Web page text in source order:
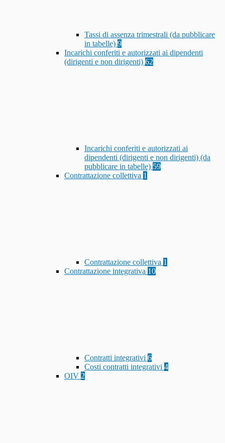
Tassi di assenza trimestrali (da pubblicare
in tabelle) 9
Incarichi conferiti e autorizzati ai dipendenti
(dirigenti e non dirigenti) 62
Incarichi conferiti e autorizzati ai
dipendenti (dirigenti e non dirigenti) (da
pubblicare in tabelle) 59
Contrattazione collettiva 1
Contrattazione collettiva 1
Contrattazione integrativa 10
Contratti integrativi 6
Costi contratti integrativi 4
OIV 2